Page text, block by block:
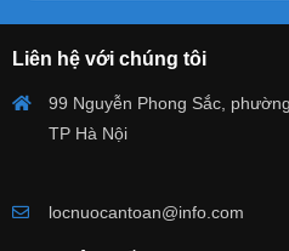
Liên hệ với chúng tôi
99 Nguyễn Phong Sắc,
TP Hà Nội
locnuocantoan@info.com